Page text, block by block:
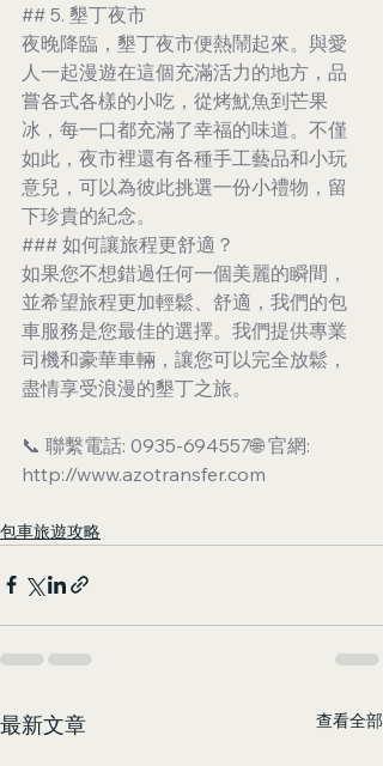
## 5. 墾丁夜市
夜晚降臨，墾丁夜市便熱鬧起來。與愛
人一起漫遊在這個充滿活力的地方，品
嘗各式各樣的小吃，從烤魷魚到芒果
冰，每一口都充滿了幸福的味道。不僅
如此，夜市裡還有各種手工藝品和小玩
意兒，可以為彼此挑選一份小禮物，留
下珍貴的紀念。
### 如何讓旅程更舒適？
如果您不想錯過任何一個美麗的瞬間，
並希望旅程更加輕鬆、舒適，我們的包
車服務是您最佳的選擇。我們提供專業
司機和豪華車輛，讓您可以完全放鬆，
盡情享受浪漫的墾丁之旅。
📞 聯繫電話: 0935-694557🌐 官網:
http://www.azotransfer.com
包車旅遊攻略
最新文章 查看全部